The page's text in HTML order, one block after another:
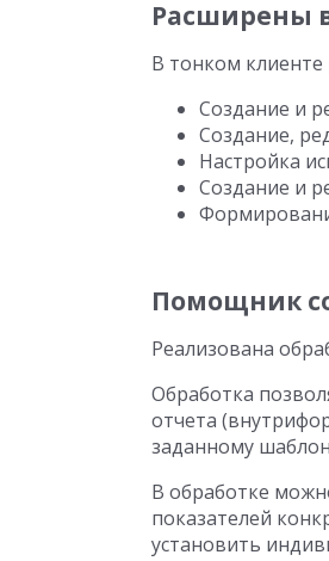
Расширены
В тонком
Создание и
Создание,
Настройка
Создание и
Помощник
Реализована
Обработка
отчета
заданному
В обработке
показателей
установить